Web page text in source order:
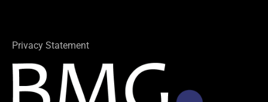
Privacy Statement